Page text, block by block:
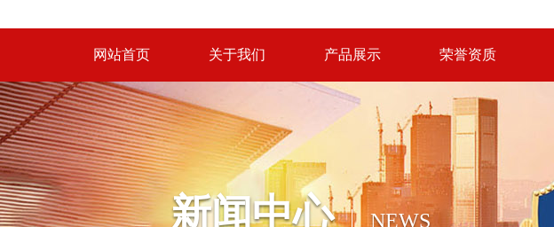
网站首页 关于我们 产品展示 荣誉资质
新闻中心 NEWS